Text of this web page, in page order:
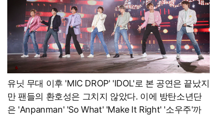
유닛 무대 이후 'MIC DROP' 'IDOL'로 본 공연은 끝났지
만 팬들의 환호성은 그치지 않았다. 이에 방탄소년단
은 'Anpanman' 'So What' 'Make It Right' '소우주'까